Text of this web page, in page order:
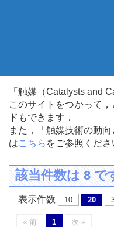
「触媒（Catalysts and
このサイトをつかって
ドもできます．
また，「触媒技術の動
はこちら をご参照くださ
該当件数は 8 で
表示件数 10 20
« 前 1 次 »